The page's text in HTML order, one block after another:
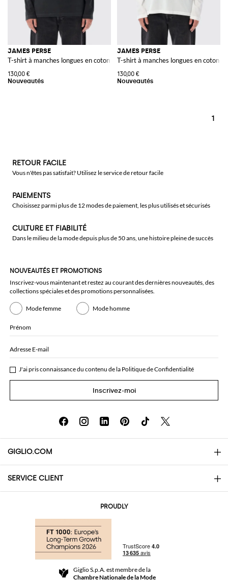
JAMES PERSE
T-shirt à manches longues en coton avec col ras du cou
130,00 €
JAMES PERSE
T-shirt à manches longues en coton
130,00 €
1
RETOUR FACILE
Vous n'êtes pas satisfait? Utilisez le service de retour facile
PAIEMENTS
Choisissez parmi plus de 12 modes de paiement, les plus utilisés et sécurisés
CULTURE ET FIABILITÉ
Dans le milieu de la mode depuis plus de 50 ans, une histoire pleine de succès
NOUVEAUTÉS ET PROMOTIONS
Inscrivez-vous maintenant et restez au courant des dernières nouveautés, des
collections spéciales et des promotions personnalisées.
Mode femme Mode homme
Prénom
Adresse E-mail
J'ai pris connaissance du contenu de la Politique de Confidentialité
Inscrivez-moi
GIGLIO.COM
About
Community Store
SERVICE CLIENT
Retours et Remboursements
Termes et conditions générales de vente
PROUDLY
Giglio S.p.A. est membre de la
Chambre Nationale de la Mode